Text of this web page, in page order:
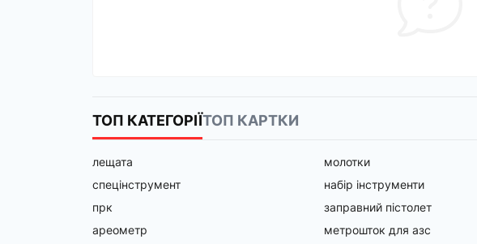
ТОП КАТЕГОРІЇТОП КАРТКИ
лещата молотки
спецінструмент
набір інструменти
прк
заправний пістолет
ареометр
метрошток для азс